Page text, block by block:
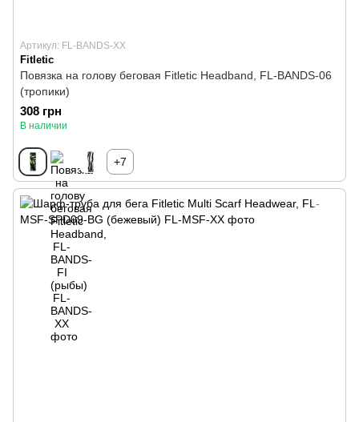
Артикул: FL-BANDS-XX
Fitletic
Повязка на голову беговая Fitletic Headband, FL-BANDS-06
(тропики)
308 грн
В наличии
+7